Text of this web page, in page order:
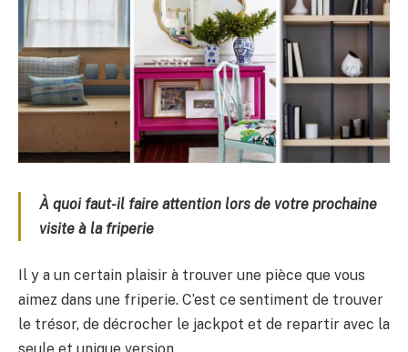
À quoi faut-il faire attention lors de votre prochaine
visite à la friperie
Il y a un certain plaisir à trouver une pièce que vous
aimez dans une friperie. C’est ce sentiment de trouver
le trésor, de décrocher le jackpot et de repartir avec la